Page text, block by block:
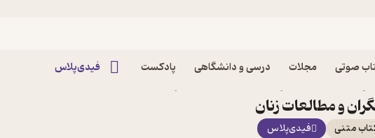
صوتی مجلات درسی و دانشگاهی پادکست فیدی‌پلاس
و مطالعات زنان
متنی
فیدی‌پلاس